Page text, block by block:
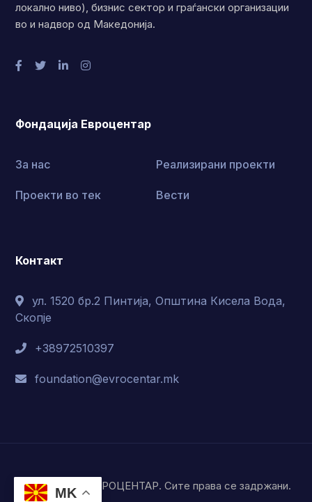
локално ниво), бизнис сектор и граѓански организации
во и надвор од Македонија.
Фондација Евроцентар
За нас Реализирани проекти
Проекти во тек Вести
Контакт
ул. 1520 бр.2 Пинтија, Општина Кисела Вода,
Скопје
+38972510397
foundation@evrocentar.mk
© Фондација ЕВРОЦЕНТАР. Сите права се задржани.
MK